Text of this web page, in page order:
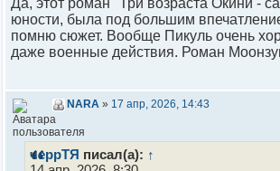
Да, этот роман "Три возраста Окини -
юности, была под большим
помню сюжет. Вообще Пикуль очень
даже военные действия. Роман
NARA » 17 апр, 2026, 14:43
черрТЯ писал(а): ↑